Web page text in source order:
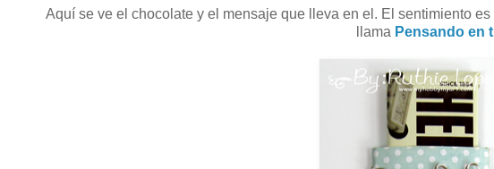
Aquí se ve el chocolate y el mensaje que lleva en el. El sentimiento es
llama Pensando en